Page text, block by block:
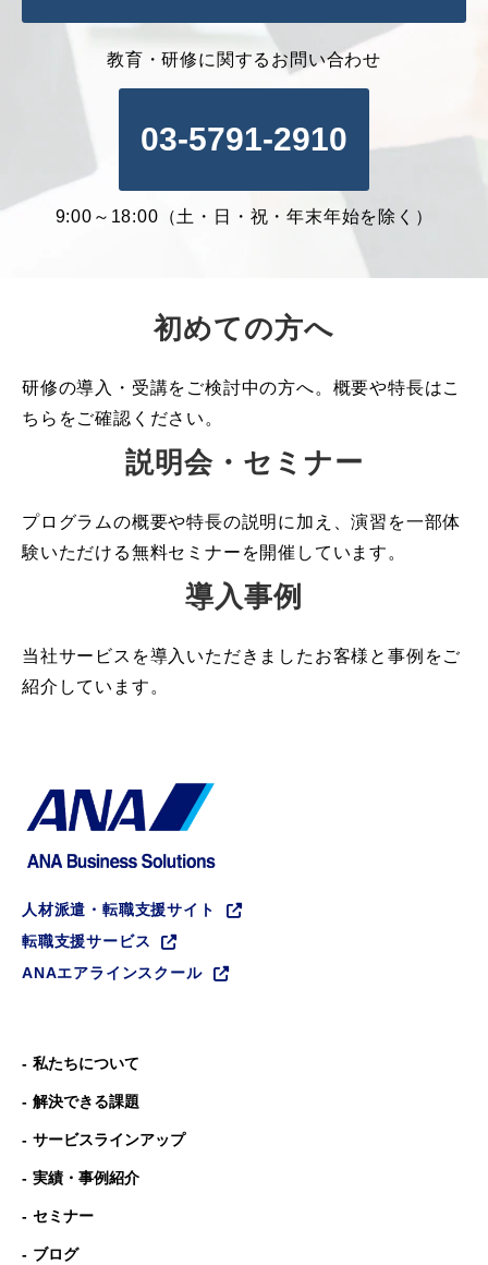
教育・研修に関するお問い合わせ
03-5791-2910
9:00～18:00（土・日・祝・年末年始を除く）
初めての方へ
研修の導入・受講をご検討中の方へ。概要や特長はこ
ちらをご確認ください。
説明会・セミナー
プログラムの概要や特長の説明に加え、演習を一部体
験いただける無料セミナーを開催しています。
導入事例
当社サービスを導入いただきましたお客様と事例をご
紹介しています。
人材派遣・転職支援サイト
転職支援サービス
ANAエアラインスクール
私たちについて
解決できる課題
サービスラインアップ
実績・事例紹介
セミナー
ブログ